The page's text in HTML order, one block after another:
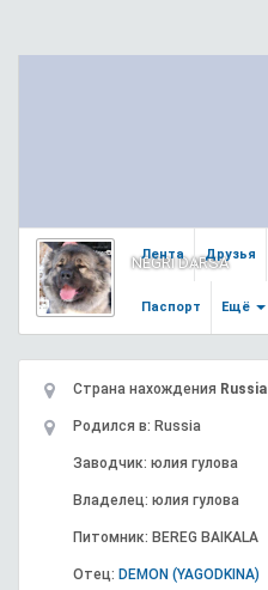
NEGRI DARSA
Лента Друзья
Паспорт Ещё
Страна нахождения Russia
Родился в: Russia
Заводчик: юлия гулова
Владелец: юлия гулова
Питомник: BEREG BAIKALA
Отец: DEMON (YAGODKINA)